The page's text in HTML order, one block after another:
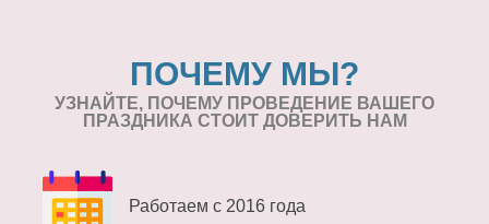
ПОЧЕМУ МЫ?
УЗНАЙТЕ, ПОЧЕМУ ПРОВЕДЕНИЕ ВАШЕГО
ПРАЗДНИКА СТОИТ ДОВЕРИТЬ НАМ
Работаем с 2016 года